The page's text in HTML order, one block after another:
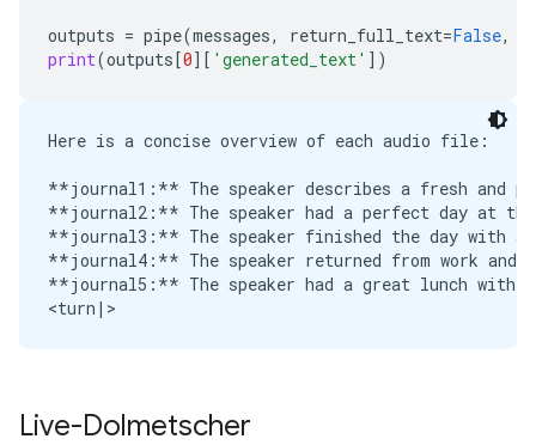
outputs = pipe(messages, return_full_text=False,
print(outputs[0][ 'generated_text' ])
Here is a concise overview of each audio file:
**journal1:** The speaker describes a fresh and
**journal2:** The speaker had a perfect day at
**journal3:** The speaker finished the day with a
**journal4:** The speaker returned from work
**journal5:** The speaker had a great lunch with
Live-Dolmetscher